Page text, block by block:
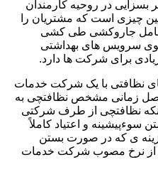
در روحیه کارمندان
چیزی است که مشتریان را
جاروکشی طی کشی
سرویس های بهداشتی
برای شرکت ها دارد.
نظافتی با یک شرکت خدمات
زمانی مشخص نظافتچی به
نظافتچی از طرف شرکتی
سوءپیشینه و اعتیاد کاملاً
ی که در صورت بستن
از نرخ مصوب شرکت خدمات